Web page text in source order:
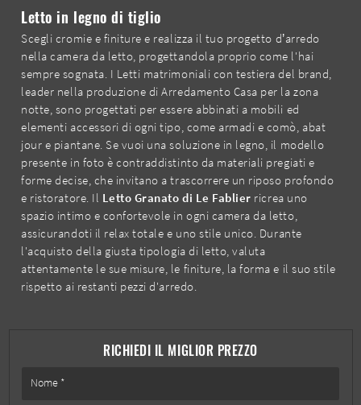
RICHIEDI IL MIGLIOR PREZZO
Letto in legno di tiglio
Scegli cromie e finiture e realizza il tuo progetto d’arredo
nella camera da letto, progettandola proprio come l'hai
sempre sognata. I Letti matrimoniali con testiera del brand,
leader nella produzione di Arredamento Casa per la zona
notte, sono progettati per essere abbinati a mobili ed
elementi accessori di ogni tipo, come armadi e comò, abat
jour e piantane. Se vuoi una soluzione in legno, il modello
presente in foto è contraddistinto da materiali pregiati e
forme decise, che invitano a trascorrere un riposo profondo
e ristoratore. Il Letto Granato di Le Fablier ricrea uno
spazio intimo e confortevole in ogni camera da letto,
assicurandoti il relax totale e uno stile unico. Durante
l'acquisto della giusta tipologia di letto, valuta
attentamente le sue misure, le finiture, la forma e il suo stile
rispetto ai restanti pezzi d'arredo.